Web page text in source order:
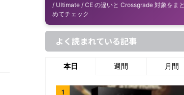
/ Ultimate / CE の違いと Crossgrade 対象をまと
めてチェック
よく読まれている記事
本日 週間 月間